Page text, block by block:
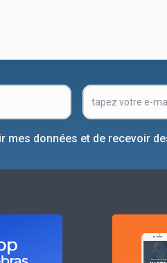
mes données et de recevoir